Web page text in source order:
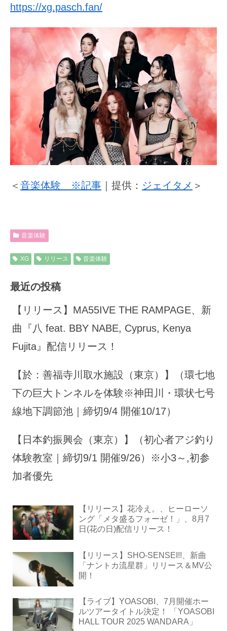
https://xg.pasch.fan/
＜ 音楽体験 ※記事 ｜提供： ジェイタメ ＞
音楽体験
XG リリース 音楽体験
最近の投稿
【リリース】MA55IVE THE RAMPAGE、新
曲『八 feat. BBY NABE, Cyprus, Kenya
Fujita』配信リリース！
【於：善福寺川取水施設（東京）】（環七地
下の巨大トンネルを体験※神田川・環状七号
線地下調節池｜締切9/4 開催10/17）
【日本釣振興会（東京）】（初心者アジ釣り
体験教室｜締切9/1 開催9/26）※小3～,初参
加者優先
【リリース】花冷え。、ヒーローソ
ング「メタ盛るフォーゼ！」、8月7
日(花の日)配信リリース！
【リリース】SHO-SENSEI!!、新曲
「ナントカ流星群」リリース＆MV公
開！
【ライブ】YOASOBI、7月開催ホー
ルツアータイトル決定！ 「YOASOBI
HALL TOUR 2025 WANDARA」